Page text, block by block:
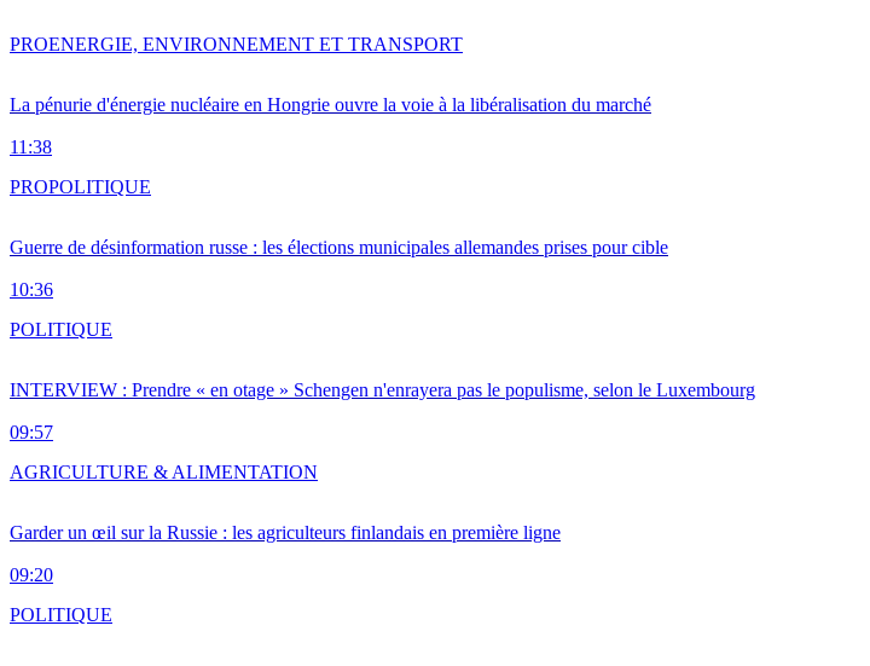
La pénurie d'énergie nucléaire en Hongrie ouvre la voie à la libéralisation du marché
11:38
PROENERGIE, ENVIRONNEMENT ET TRANSPORT
Guerre de désinformation russe : les élections municipales allemandes prises pour cible
10:36
PROPOLITIQUE
INTERVIEW : Prendre « en otage » Schengen n'enrayera pas le populisme, selon le Luxembourg
09:57
POLITIQUE
Garder un œil sur la Russie : les agriculteurs finlandais en première ligne
09:20
AGRICULTURE & ALIMENTATION
POLITIQUE